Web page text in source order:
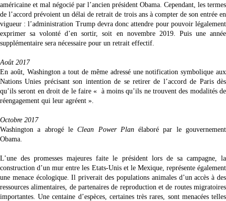
américaine et mal négocié par l’ancien président Obama. Cependant, les termes
de l’accord prévoient un délai de retrait de trois ans à compter de son entrée en
vigueur : l’administration Trump devra donc attendre pour pouvoir légalement
exprimer sa volonté d’en sortir, soit en novembre 2019. Puis une année
supplémentaire sera nécessaire pour un retrait effectif.
Août 2017
En août, Washington a tout de même adressé une notification symbolique aux
Nations Unies précisant son intention de se retirer de l’accordde Paris dès
qu’ils seront en droit de le faire « à moins qu’ils ne trouvent des modalités de
réengagement qui leur agréent ».
Octobre 2017
Washington a abrogé leClean Power Planélaboré par le gouvernement
Obama.
L’une des promesses majeures faite le président lors de sa campagne, la
construction d’un mur entre les Etats-Unis et le Mexique, représente également
une menace écologique. Il priverait des populations animales d’un accès à des
ressources alimentaires, de partenaires de reproduction et de routes migratoires
importantes. Une centaine d’espèces, certaines très rares, sont menacées telles